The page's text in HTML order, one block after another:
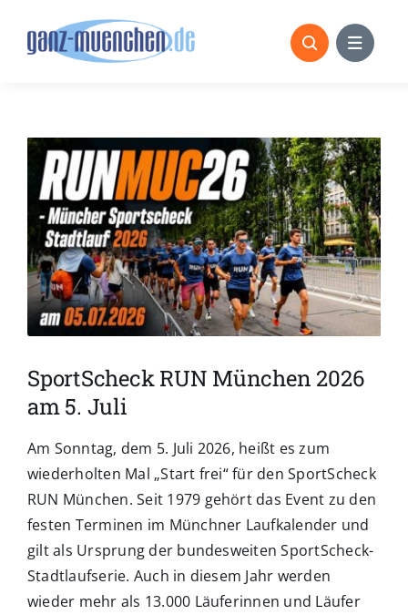
SportScheck RUN München 2026
am 5. Juli
Am Sonntag, dem 5. Juli 2026, heißt es zum
wiederholten Mal „Start frei“ für den SportScheck
RUN München. Seit 1979 gehört das Event zu den
festen Terminen im Münchner Laufkalender und
gilt als Ursprung der bundesweiten SportScheck-
Stadtlaufserie. Auch in diesem Jahr werden
wieder mehr als 13.000 Läuferinnen und Läufer